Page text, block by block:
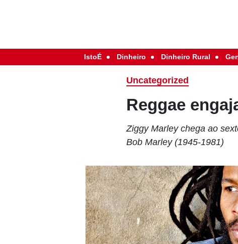
IstoÉ Dinheiro Dinheiro Rural
Uncategorized
Reggae
Ziggy Marley chega ao
Bob Marley (1945-1981)